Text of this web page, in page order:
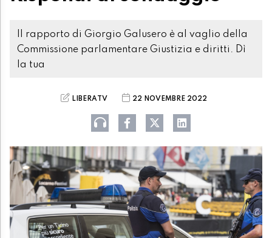
Il rapporto di Giorgio Galusero è al vaglio della
Commissione parlamentare Giustizia e diritti. Dì
la tua
LIBERATV 22 NOVEMBRE 2022